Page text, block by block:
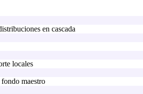
en cascada
locales
maestro